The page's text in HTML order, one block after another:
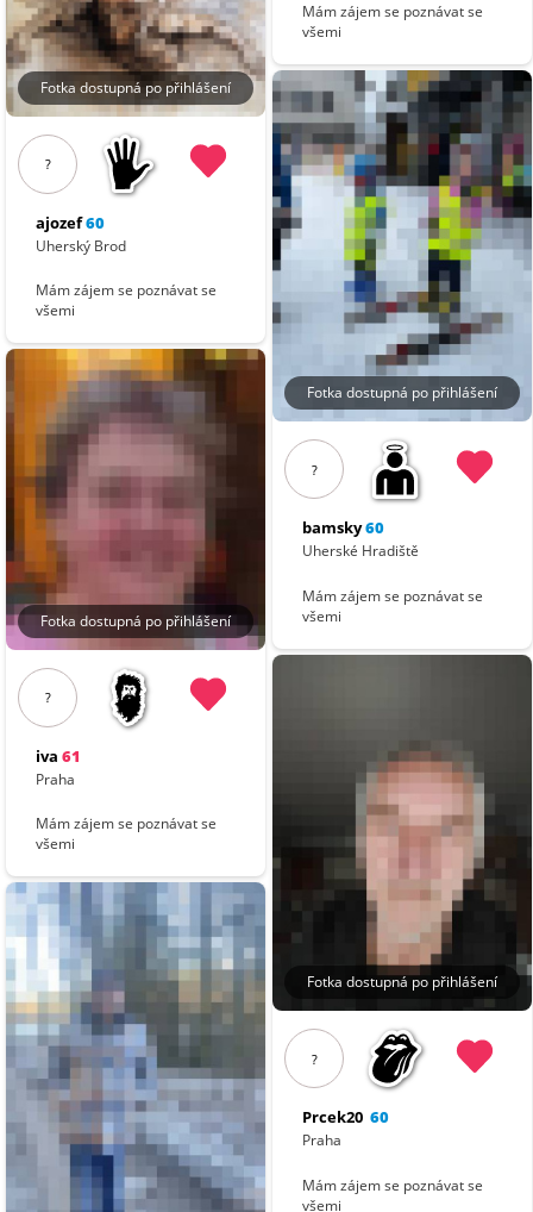
Fotka dostupná po přihlášení
?
ajozef60
Uherský Brod
Mám zájem se poznávat se
všemi
Fotka dostupná po přihlášení
?
iva 61
Praha
Mám zájem se poznávat se
všemi
Mám zájem se poznávat se
všemi
Fotka dostupná po přihlášení
?
bamsky60
Uherské Hradiště
Mám zájem se poznávat se
všemi
Fotka dostupná po přihlášení
?
Prcek20 60
Praha
Mám zájem se poznávat se
všemi